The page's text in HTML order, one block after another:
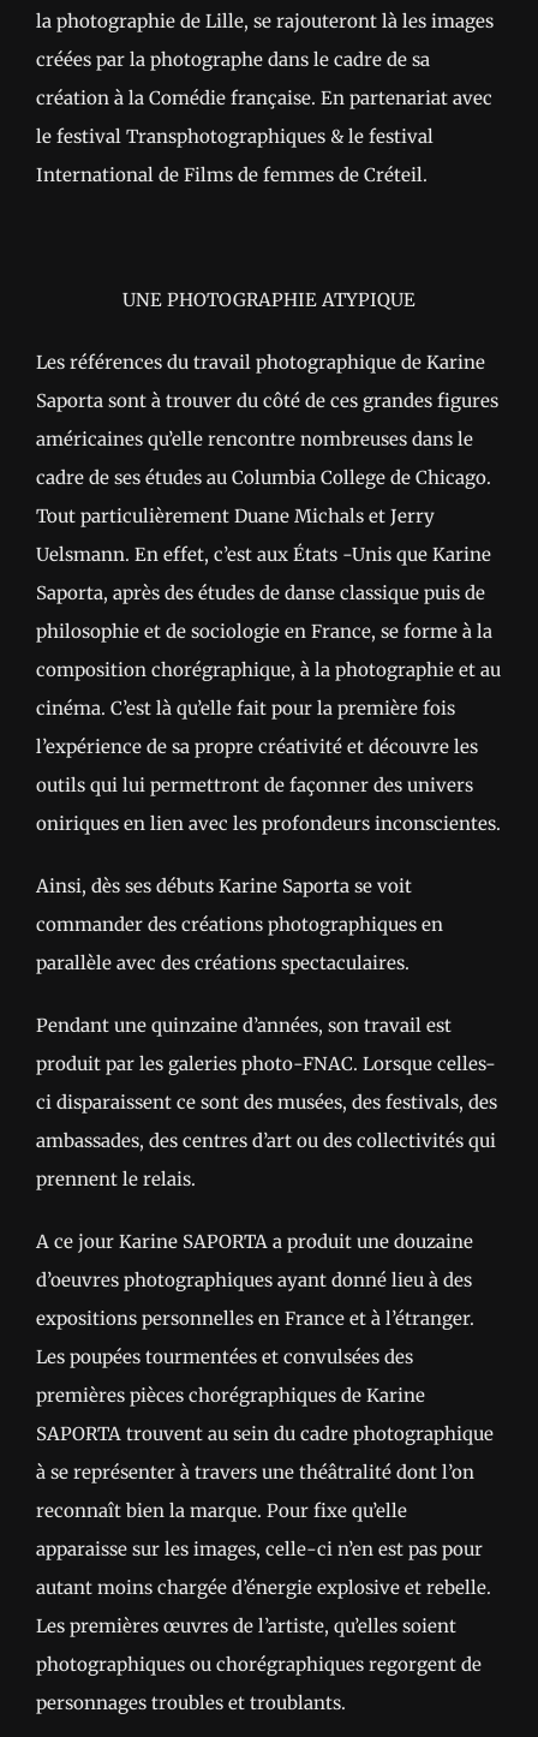
la photographie de Lille, se rajouteront là les images
créées par la photographe dans le cadre de sa
création à la Comédie française. En partenariat avec
le festival Transphotographiques & le festival
International de Films de femmes de Créteil.
UNE PHOTOGRAPHIE ATYPIQUE
Les références du travail photographique de Karine
Saporta sont à trouver du côté de ces grandes figures
américaines qu’elle rencontre nombreuses dans le
cadre de ses études au Columbia College de Chicago.
Tout particulièrement Duane Michals et Jerry
Uelsmann. En effet, c’est aux États -Unis que Karine
Saporta, après des études de danse classique puis de
philosophie et de sociologie en France, se forme à la
composition chorégraphique, à la photographie et au
cinéma. C’est là qu’elle fait pour la première fois
l’expérience de sa propre créativité et découvre les
outils qui lui permettront de façonner des univers
oniriques en lien avec les profondeurs inconscientes.
Ainsi, dès ses débuts Karine Saporta se voit
commander des créations photographiques en
parallèle avec des créations spectaculaires.
Pendant une quinzaine d’années, son travail est
produit par les galeries photo-FNAC. Lorsque celles-
ci disparaissent ce sont des musées, des festivals, des
ambassades, des centres d’art ou des collectivités qui
prennent le relais.
A ce jour Karine SAPORTA a produit une douzaine
d’oeuvres photographiques ayant donné lieu à des
expositions personnelles en France et à l’étranger.
Les poupées tourmentées et convulsées des
premières pièces chorégraphiques de Karine
SAPORTA trouvent au sein du cadre photographique
à se représenter à travers une théâtralité dont l’on
reconnaît bien la marque. Pour fixe qu’elle
apparaisse sur les images, celle-ci n’en est pas pour
autant moins chargée d’énergie explosive et rebelle.
Les premières œuvres de l’artiste, qu’elles soient
photographiques ou chorégraphiques regorgent de
personnages troubles et troublants.